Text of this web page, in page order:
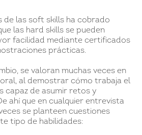
de las soft skills ha cobrado
las hard skills se pueden
facilidad mediante certificados
prácticas.
se valoran muchas veces en
al demostrar cómo trabaja el
capaz de asumir retos y
ahí que en cualquier entrevista
se planteen cuestiones
tipo de habilidades: